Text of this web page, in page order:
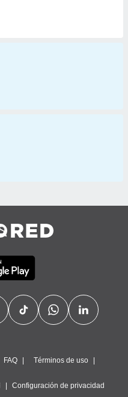
FAQ Términos de uso
Configuración de privacidad